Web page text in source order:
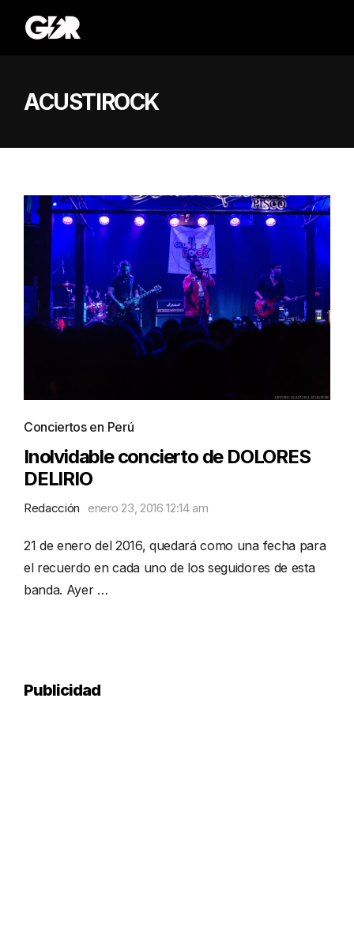
ACUSTIROCK
Conciertos en Perú
Inolvidable concierto de DOLORES
DELIRIO
Redacción enero 23, 2016 12:14 am
21 de enero del 2016, quedará como una fecha para
el recuerdo en cada uno de los seguidores de esta
banda. Ayer …
Publicidad